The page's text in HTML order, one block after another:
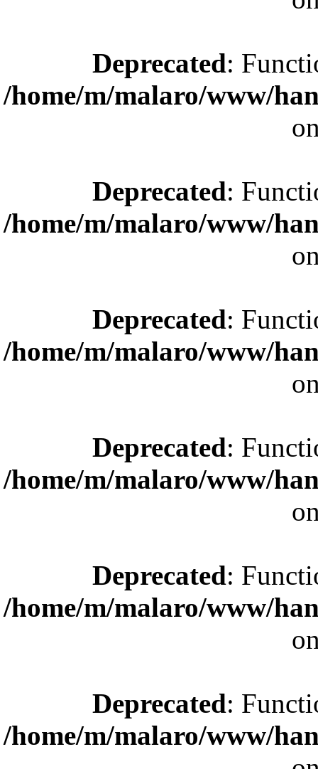
Deprecated:
/home/m/malaro/www/
Deprecated:
/home/m/malaro/www/
Deprecated:
/home/m/malaro/www/
Deprecated:
/home/m/malaro/www/
Deprecated:
/home/m/malaro/www/
Deprecated:
/home/m/malaro/www/